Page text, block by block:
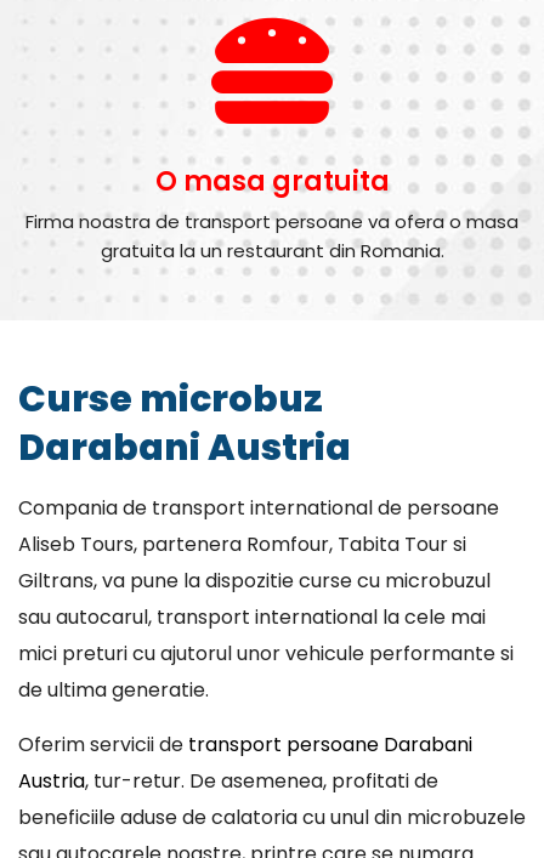
O masa gratuita
Firma noastra de transport persoane va ofera o masa
gratuita la un restaurant din Romania.
Curse microbuz
Darabani Austria
Compania de transport international de persoane
Aliseb Tours, partenera Romfour, Tabita Tour si
Giltrans, va pune la dispozitie curse cu microbuzul
sau autocarul, transport international la cele mai
mici preturi cu ajutorul unor vehicule performante si
de ultima generatie.
Oferim servicii de transport persoane Darabani
Austria, tur-retur. De asemenea, profitati de
beneficiile aduse de calatoria cu unul din microbuzele